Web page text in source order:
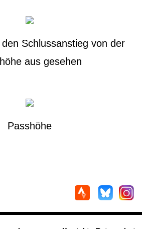
Schlussanstieg von der
aus gesehen
Passhöhe